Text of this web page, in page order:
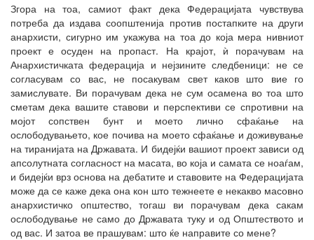
Згора на тоа, самиот факт дека Федерацијата чувствува
потреба да издава соопштенија против постапките на други
анархисти, сигурно им укажува на тоа до која мера нивниот
проект е осуден на пропаст. На крајот, ѝ порачувам на
Анархистичката федерација и нејзините следбеници: не се
согласувам со вас, не посакувам свет каков што вие го
замислувате. Ви порачувам дека не сум осамена во тоа што
сметам дека вашите ставови и перспективи се спротивни на
мојот сопствен бунт и моето лично сфаќање на
ослободувањето, кое почива на моето сфаќање и доживување
на тиранијата на Државата. И бидејќи вашиот проект зависи од
апсолутната согласност на масата, во која и самата се ноаѓам,
и бидејќи врз основа на дебатите и ставовите на Федерацијата
може да се каже дека она кон што тежнеете е некакво масовно
анархистичко општество, тогаш ви порачувам дека сакам
ослободување не само до Државата туку и од Општеството и
од вас. И затоа ве прашувам: што ќе направите со мене?